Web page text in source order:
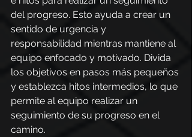
del progreso. Esto ayuda a crear un
sentido de urgencia y
responsabilidad mientras mantiene al
equipo enfocado y motivado. Divida
los objetivos en pasos más pequeños
y establezca hitos intermedios, lo que
permite al equipo realizar un
seguimiento de su progreso en el
camino.